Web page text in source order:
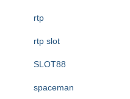
rtp
rtp slot
SLOT88
spaceman